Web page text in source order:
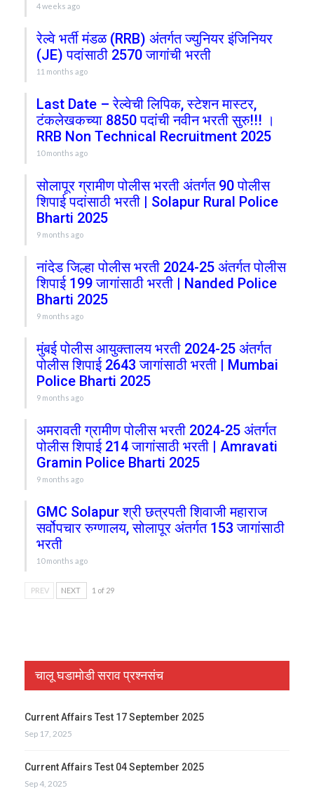
4 weeks ago
रेल्वे भर्ती मंडळ (RRB) अंतर्गत ज्युनियर इंजिनियर
(JE) पदांसाठी 2570 जागांची भरती
11 months ago
Last Date – रेल्वेची लिपिक, स्टेशन मास्टर,
टंकलेखकच्या 8850 पदांची नवीन भरती सुरु!!! ।
RRB Non Technical Recruitment 2025
10 months ago
सोलापूर ग्रामीण पोलीस भरती अंतर्गत 90 पोलीस
शिपाई पदांसाठी भरती | Solapur Rural Police
Bharti 2025
9 months ago
नांदेड जिल्हा पोलीस भरती 2024-25 अंतर्गत पोलीस
शिपाई 199 जागांसाठी भरती | Nanded Police
Bharti 2025
9 months ago
मुंबई पोलीस आयुक्तालय भरती 2024-25 अंतर्गत
पोलीस शिपाई 2643 जागांसाठी भरती | Mumbai
Police Bharti 2025
9 months ago
अमरावती ग्रामीण पोलीस भरती 2024-25 अंतर्गत
पोलीस शिपाई 214 जागांसाठी भरती | Amravati
Gramin Police Bharti 2025
9 months ago
GMC Solapur श्री छत्रपती शिवाजी महाराज
सर्वोपचार रुग्णालय, सोलापूर अंतर्गत 153 जागांसाठी
भरती
10 months ago
PREV NEXT 1 of 29
चालू घडामोडी सराव प्रश्नसंच
Current Affairs Test 17 September 2025
Sep 17, 2025
Current Affairs Test 04 September 2025
Sep 4, 2025